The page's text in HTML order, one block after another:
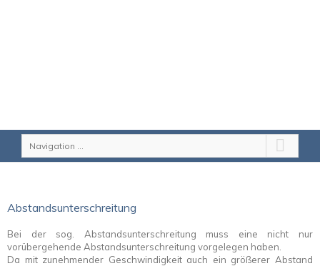
Navigation ...
Abstandsunterschreitung
Bei der sog. Abstandsunterschreitung muss eine nicht nur
vorübergehende Abstandsunterschreitung vorgelegen haben.
Da mit zunehmender Geschwindigkeit auch ein größerer Abstand